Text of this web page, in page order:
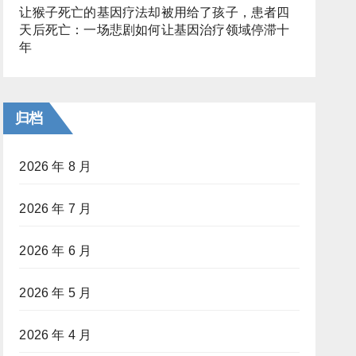
让猴子死亡的基因疗法却被用给了孩子，患者四
天后死亡：一场悲剧如何让基因治疗领域停滞十
年
归档
2026 年 8 月
2026 年 7 月
2026 年 6 月
2026 年 5 月
2026 年 4 月